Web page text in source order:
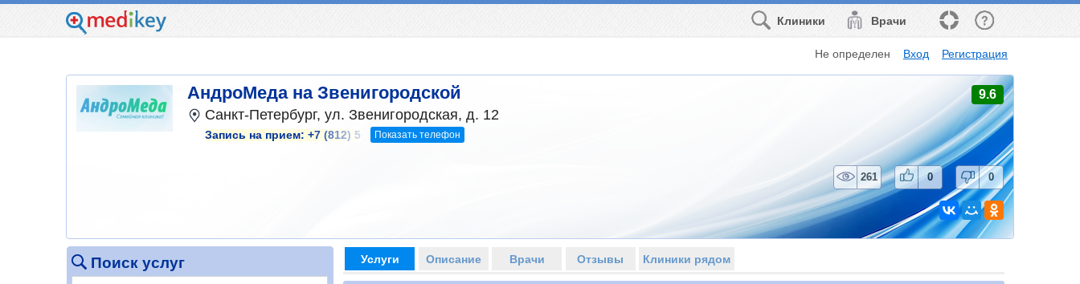
Врачи
Клиники
Не определен Вход Регистрация
АндроМеда на Звенигородской 9.6
Санкт-Петербург, ул. Звенигородская, д. 12
Запись на прием: +7 (812) 5 Показать телефон
261 0 0
Поиск услуг Услуги Описание Врачи Отзывы Клиники рядом